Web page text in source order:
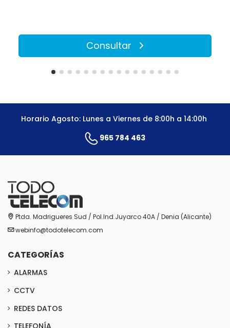
Consultar
Horario Agosto: Lunes a Viernes de 8:00h a 14:00h
965 784 463
Ptda. Madrigueres Sud / Pol.Ind.Juyarco 40A / Denia (Alicante)
webinfo@todotelecom.com
CATEGORÍAS
ALARMAS
CCTV
REDES DATOS